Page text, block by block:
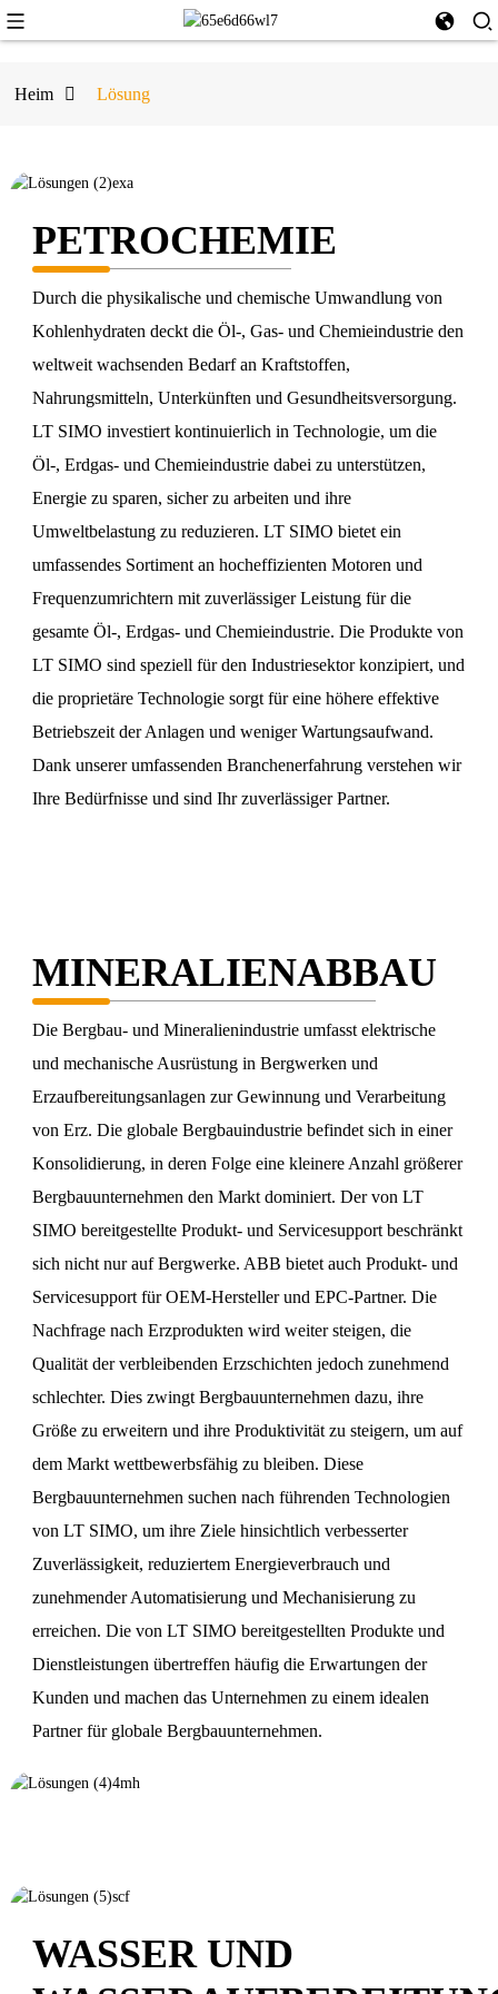
Heim Lösung
PETROCHEMIE
Durch die physikalische und chemische Umwandlung von
Kohlenhydraten deckt die Öl-, Gas- und Chemieindustrie den
weltweit wachsenden Bedarf an Kraftstoffen,
Nahrungsmitteln, Unterkünften und Gesundheitsversorgung.
LT SIMO investiert kontinuierlich in Technologie, um die
Öl-, Erdgas- und Chemieindustrie dabei zu unterstützen,
Energie zu sparen, sicher zu arbeiten und ihre
Umweltbelastung zu reduzieren. LT SIMO bietet ein
umfassendes Sortiment an hocheffizienten Motoren und
Frequenzumrichtern mit zuverlässiger Leistung für die
gesamte Öl-, Erdgas- und Chemieindustrie. Die Produkte von
LT SIMO sind speziell für den Industriesektor konzipiert, und
die proprietäre Technologie sorgt für eine höhere effektive
Betriebszeit der Anlagen und weniger Wartungsaufwand.
Dank unserer umfassenden Branchenerfahrung verstehen wir
Ihre Bedürfnisse und sind Ihr zuverlässiger Partner.
MINERALIENABBAU
Die Bergbau- und Mineralienindustrie umfasst elektrische
und mechanische Ausrüstung in Bergwerken und
Erzaufbereitungsanlagen zur Gewinnung und Verarbeitung
von Erz. Die globale Bergbauindustrie befindet sich in einer
Konsolidierung, in deren Folge eine kleinere Anzahl größerer
Bergbauunternehmen den Markt dominiert. Der von LT
SIMO bereitgestellte Produkt- und Servicesupport beschränkt
sich nicht nur auf Bergwerke. ABB bietet auch Produkt- und
Servicesupport für OEM-Hersteller und EPC-Partner. Die
Nachfrage nach Erzprodukten wird weiter steigen, die
Qualität der verbleibenden Erzschichten jedoch zunehmend
schlechter. Dies zwingt Bergbauunternehmen dazu, ihre
Größe zu erweitern und ihre Produktivität zu steigern, um auf
dem Markt wettbewerbsfähig zu bleiben. Diese
Bergbauunternehmen suchen nach führenden Technologien
von LT SIMO, um ihre Ziele hinsichtlich verbesserter
Zuverlässigkeit, reduziertem Energieverbrauch und
zunehmender Automatisierung und Mechanisierung zu
erreichen. Die von LT SIMO bereitgestellten Produkte und
Dienstleistungen übertreffen häufig die Erwartungen der
Kunden und machen das Unternehmen zu einem idealen
Partner für globale Bergbauunternehmen.
WASSER UND